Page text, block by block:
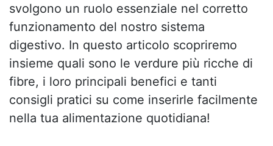
svolgono un ruolo essenziale nel corretto
funzionamento del nostro sistema
digestivo. In questo articolo scopriremo
insieme quali sono le verdure più ricche di
fibre, i loro principali benefici e tanti
consigli pratici su come inserirle facilmente
nella tua alimentazione quotidiana!